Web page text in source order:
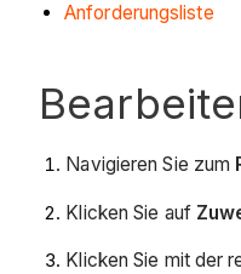
Anforderungsliste
Navigieren Sie zum
Klicken Sie auf
Klicken Sie mit der